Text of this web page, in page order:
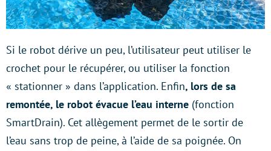
Si le robot dérive un peu, l’utilisateur peut utiliser le
crochet pour le récupérer, ou utiliser la fonction
« stationner » dans l’application. Enfin, lors de sa
remontée, le robot évacue l’eau interne (fonction
SmartDrain). Cet allègement permet de le sortir de
l’eau sans trop de peine, à l’aide de sa poignée. On